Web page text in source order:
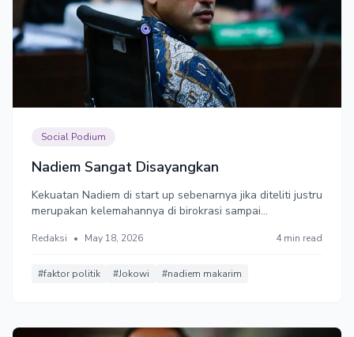
Social Podium
Nadiem Sangat Disayangkan
Kekuatan Nadiem di start up sebenarnya jika diteliti justru
merupakan kelemahannya di birokrasi sampai
Dalam kasus sekarang saya yakin Nadiem tidak
Redaksi • May 18, 2026 4 min read
#faktor politik #Jokowi #nadiem makarim